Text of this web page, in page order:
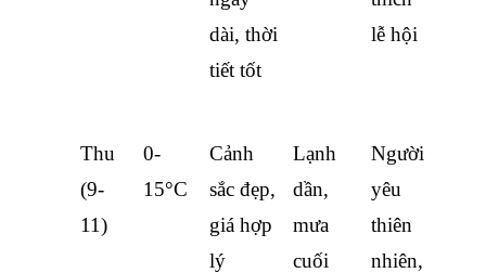
dài, thời
tiết tốt
lễ hội
Thu
(9-
11)
0-
15°C
Cảnh
sắc đẹp,
giá hợp
lý
Lạnh
dần,
mưa
cuối
Người
yêu
thiên
nhiên,